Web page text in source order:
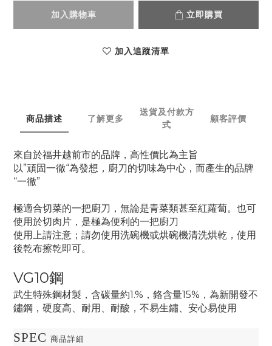
加入購物車 立即購買
加入追蹤清單
商品描述 了解更多
送貨及付款方
式
顧客評價
來自於福井越前市的品牌，高性價比為主旨
以”頑固一徹“為發想，廚刀的切味為中心，而產生的品牌
“一徹”
極適合切菜的一把廚刀，無論是青菜類甚至紅蘿蔔。也可
使用於切肉片，是極為便利的一把廚刀
使用上請注意；請勿使用洗碗機或烘碗機清洗烘乾，使用
後乾布擦乾即可。
VG10鋼
武生特殊鋼材製，含碳量約1.% ，鉻含量15% ，為新開發不
鏽鋼，硬度高、耐用、耐酸 ， 不易生鏽、安心易使用
SPEC 商品詳細